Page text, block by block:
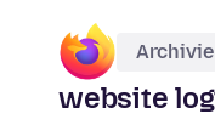
website